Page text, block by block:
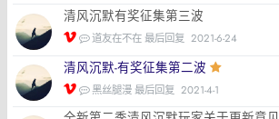
清风沉默有奖征集第三波
道友在不在 最后回复 2021-6-24
清风沉默-有奖征集第二波
黑丝腿漫 最后回复 2021-4-1